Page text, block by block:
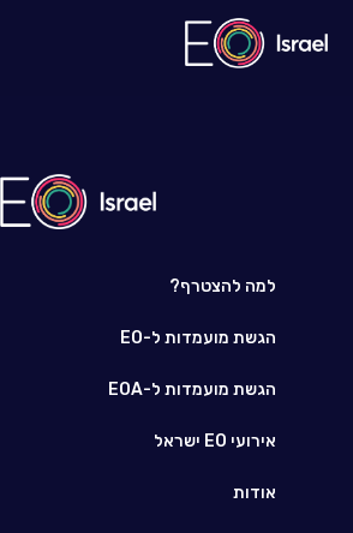
למה להצטרף?
הגשת מועמדות ל-EO
הגשת מועמדות ל-EOA
אירועי EO ישראל
אודות